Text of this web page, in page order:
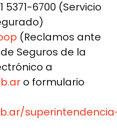
5371-6700 (Servicio
(Reclamos ante
Seguros de la
a
o formulario